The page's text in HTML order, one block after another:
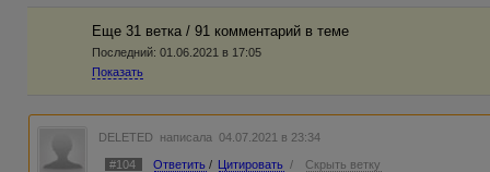
Еще 31 ветка / 91 комментарий в темe
Последний: 01.06.2021 в 17:05
Показать
DELETED написала 04.07.2021 в 23:34
#104 Ответить / Цитировать / Скрыть ветку